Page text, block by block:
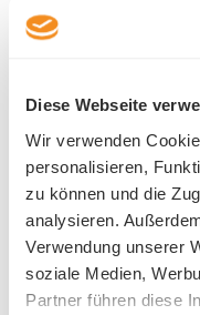
Diese Webseite
Wir verwenden
personalisieren,
zu können und die
analysieren.
Verwendung unserer
soziale Medien,
Partner führen diese
Ansprechsperson HR
Adrian Ruch